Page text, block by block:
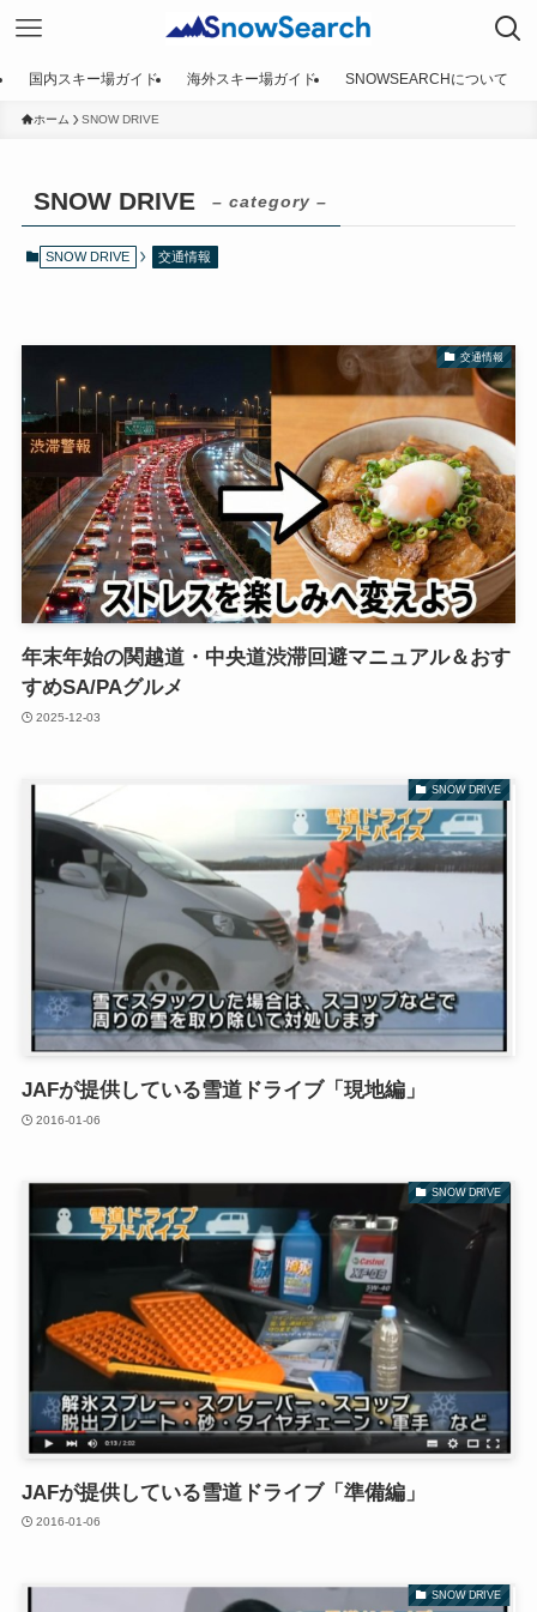
国内スキー場ガイド 海外スキー場ガイド SNOWSEARCHについて
ホーム SNOW DRIVE
SNOW DRIVE – category –
SNOW DRIVE 交通情報
交通情報
年末年始の関越道・中央道渋滞回避マニュアル＆おす
すめSA/PAグルメ
2025-12-03
SNOW DRIVE
JAFが提供している雪道ドライブ「現地編」
2016-01-06
SNOW DRIVE
JAFが提供している雪道ドライブ「準備編」
2016-01-06
SNOW DRIVE